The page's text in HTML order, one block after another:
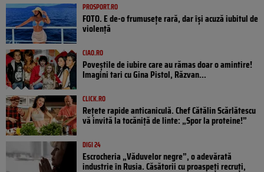
PROSPORT.RO
FOTO. E de-o frumusețe rară, dar își acuză iubitul de
violență
CIAO.RO
Poveştile de iubire care au rămas doar o amintire!
Imagini tari cu Gina Pistol, Răzvan...
CLICK.RO
Rețete rapide anticaniculă. Chef Cătălin Scărlătescu
vă invită la tocăniță de linte: „Spor la proteine!”
DIGI 24
Escrocheria „Văduvelor negre”, o adevărată
industrie în Rusia. Căsătorii cu proaspeți recruți,